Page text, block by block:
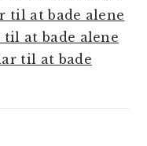
til at bade alene
at bade alene
til at bade